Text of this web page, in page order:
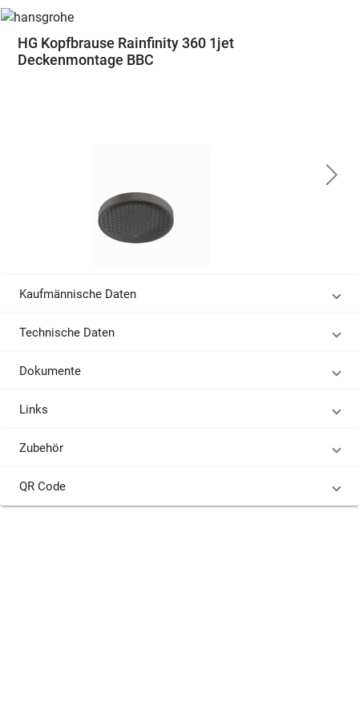
HG Kopfbrause Rainfinity 360 1jet
Deckenmontage BBC
Kaufmännische Daten
Technische Daten
Dokumente
Links
Zubehör
QR Code